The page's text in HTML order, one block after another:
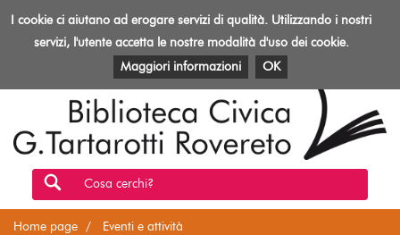
Toggle
Biblioteca
Rovereto
EVENTI E ATTIVITÀ PATRIMONIO E RISORSE
Cosa cerchi?
Home page Eventi e attività
I cookie ci aiutano ad erogare servizi di qualità. Utilizzando i nostri
servizi, l'utente accetta le nostre modalità d'uso dei cookie.
Maggiori informazioni
OK